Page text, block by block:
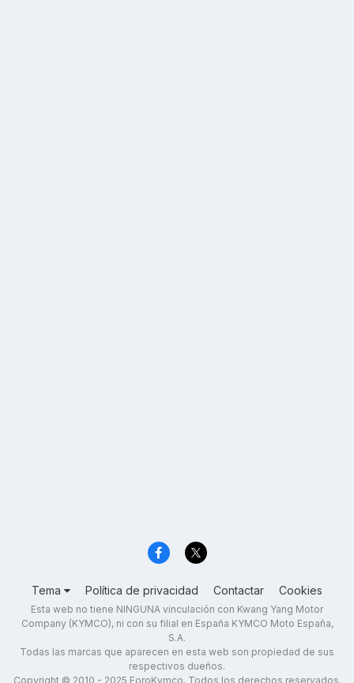
Tema Política de privacidad Contactar Cookies
Esta web no tiene NINGUNA vinculación con Kwang Yang Motor
Company (KYMCO), ni con su filial en España KYMCO Moto España,
S.A.
Todas las marcas que aparecen en esta web son propiedad de sus
respectivos dueños.
Copyright © 2010 - 2025 ForoKymco. Todos los derechos reservados.